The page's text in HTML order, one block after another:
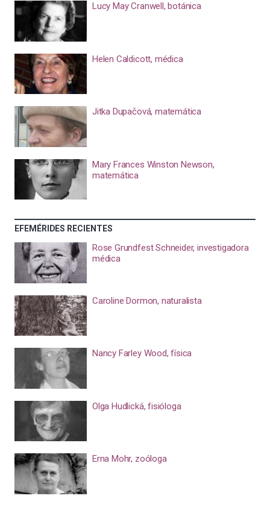
Lucy May Cranwell, botánica
Helen Caldicott, médica
Jitka Dupačová, matemática
Mary Frances Winston Newson,
matemática
EFEMÉRIDES RECIENTES
Rose Grundfest Schneider, investigadora
médica
Caroline Dormon, naturalista
Nancy Farley Wood, física
Olga Hudlická, fisióloga
Erna Mohr, zoóloga